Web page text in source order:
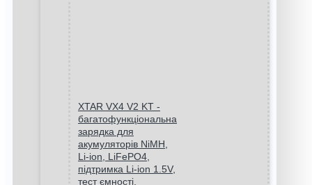
XTAR VX4 V2 KT -
багатофункціональна
зарядка для
акумуляторів NiMH,
Li-ion, LiFePO4,
підтримка Li-ion 1.5V,
тест ємності,